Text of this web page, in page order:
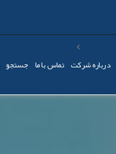
درباره شرکت تماس با ما جستجو